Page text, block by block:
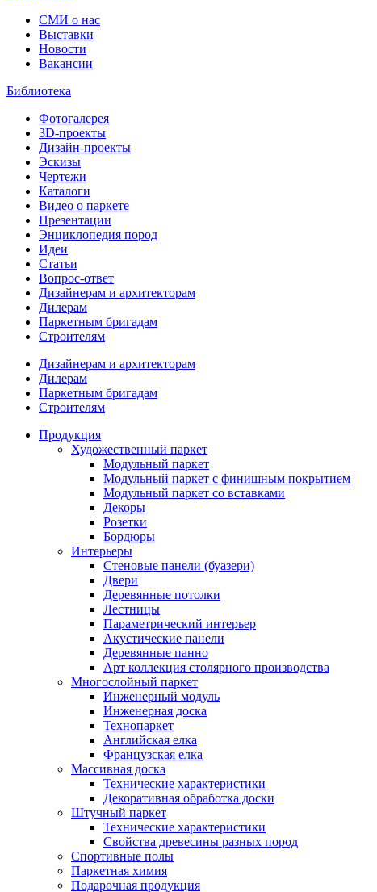
СМИ о нас
Выставки
Новости
Вакансии
Библиотека
Фотогалерея
3D-проекты
Дизайн-проекты
Эскизы
Чертежи
Каталоги
Видео о паркете
Презентации
Энциклопедия пород
Идеи
Статьи
Вопрос-ответ
Дизайнерам и архитекторам
Дилерам
Паркетным бригадам
Строителям
Дизайнерам и архитекторам
Дилерам
Паркетным бригадам
Строителям
Продукция
Художественный паркет
Модульный паркет
Модульный паркет с финишным покрытием
Модульный паркет со вставками
Декоры
Розетки
Бордюры
Интерьеры
Стеновые панели (буазери)
Двери
Деревянные потолки
Лестницы
Параметрический интерьер
Акустические панели
Деревянные панно
Арт коллекция столярного производства
Многослойный паркет
Инженерный модуль
Инженерная доска
Технопаркет
Английская елка
Французская елка
Массивная доска
Технические характеристики
Декоративная обработка доски
Штучный паркет
Технические характеристики
Свойства древесины разных пород
Спортивные полы
Паркетная химия
Подарочная продукция